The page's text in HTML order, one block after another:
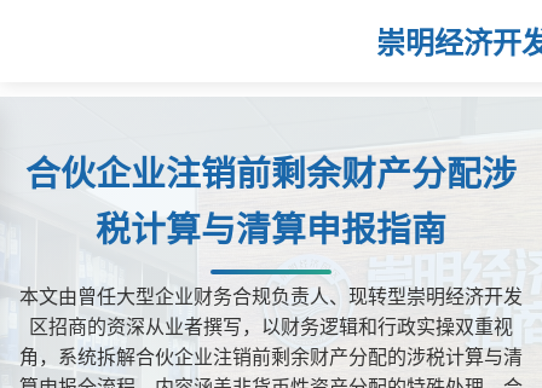
崇明经济开
合伙企业注销前剩余财产分配涉
税计算与清算申报指南
本文由曾任大型企业财务合规负责人、现转型崇明经济开发
区招商的资深从业者撰写，以财务逻辑和行政实操双重视
角，系统拆解合伙企业注销前剩余财产分配的涉税计算与清